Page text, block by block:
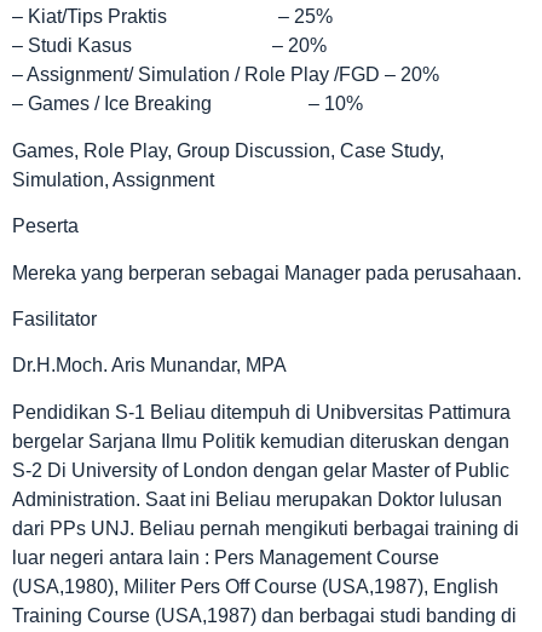
– Kiat/Tips Praktis – 25%
– Studi Kasus – 20%
– Assignment/ Simulation / Role Play /FGD – 20%
– Games / Ice Breaking – 10%
Games, Role Play, Group Discussion, Case Study,
Simulation, Assignment
Peserta
Mereka yang berperan sebagai Manager pada perusahaan.
Fasilitator
Dr.H.Moch. Aris Munandar, MPA
Pendidikan S-1 Beliau ditempuh di Unibversitas Pattimura
bergelar Sarjana Ilmu Politik kemudian diteruskan dengan
S-2 Di University of London dengan gelar Master of Public
Administration. Saat ini Beliau merupakan Doktor lulusan
dari PPs UNJ. Beliau pernah mengikuti berbagai training di
luar negeri antara lain : Pers Management Course
(USA,1980), Militer Pers Off Course (USA,1987), English
Training Course (USA,1987) dan berbagai studi banding di